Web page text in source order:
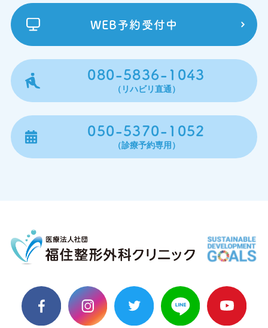
WEB予約受付中
080-5836-1043
（リハビリ直通）
050-5370-1052
（診療予約専用）